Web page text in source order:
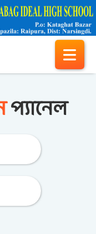
প্যানেল